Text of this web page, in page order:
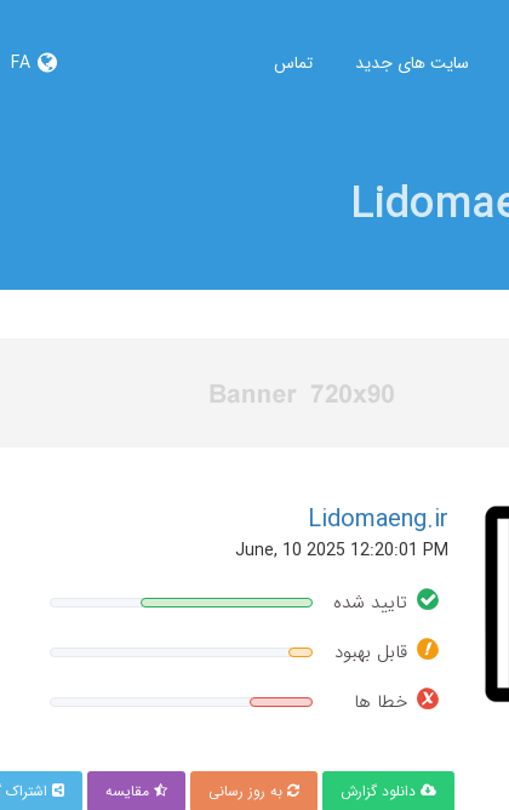
سایت های جدید تماس FA
Lidomaeng.ir
June, 10 2025 12:20:01 PM
تایید شده
قابل بهبود
خطا ها
دانلود گزارش به روز رسانی مقایسه اشتراک